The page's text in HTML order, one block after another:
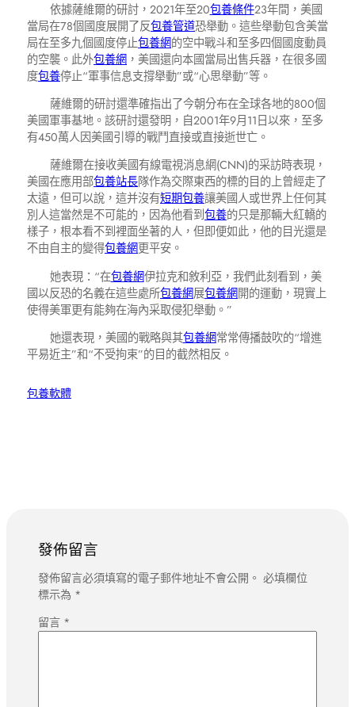
依據薩維爾的研討，2021年至20包養條件23年間，美國
當局在78個國度展開了反包養管道恐舉動。這些舉動包含美當
局在至多九個國度停止包養網的空中戰斗和至多四個國度動員
的空襲。此外包養網 ，美國還向本國當局出售兵器，在很多國
度包養停止“軍事信息支撐舉動”或“心思舉動”等。
薩維爾的研討還準確指出了今朝分布在全球各地的800個
美國軍事基地。該研討還發明，自2001年9月11日以來，至多
有450萬人因美國引導的戰鬥直接或直接逝世亡。
薩維爾在接收美國有線電視消息網(CNN)的采訪時表現，
美國在應用部包養站長隊作為交際東西的標的目的上曾經走了
太遠，但可以說，這并沒有短期包養讓美國人或世界上任何其
別人這當然是不可能的，因為他看到包養的只是那輛大紅轎的
樣子，根本看不到裡面坐著的人，但即便如此，他的目光還是
不由自主的變得包養網更平安。
她表現：“在包養網伊拉克和敘利亞，我們此刻看到，美
國以反恐的名義在這些處所包養網展包養網開的運動，現實上
使得美軍更有能夠在海內采取侵犯舉動。”
她還表現，美國的戰略與其包養網常常傳播鼓吹的“增進
平易近主”和“不受拘束”的目的截然相反。
包養軟體
發佈留言
發佈留言必須填寫的電子郵件地址不會公開。 必填欄位
標示為 *
留言 *